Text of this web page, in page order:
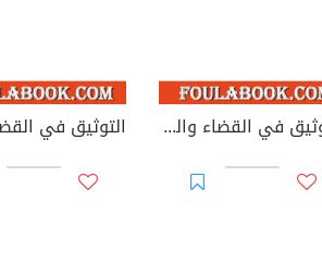
التوثيق في القضاء والقانون المغربيين - الأجزاء من 44 إلى 67